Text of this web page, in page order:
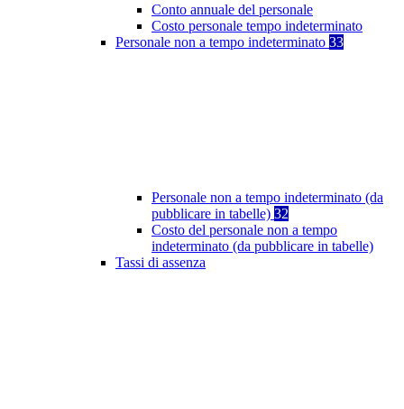
Conto annuale del personale
Costo personale tempo indeterminato
Personale non a tempo indeterminato 33
Personale non a tempo indeterminato (da
pubblicare in tabelle) 32
Costo del personale non a tempo
indeterminato (da pubblicare in tabelle)
Tassi di assenza